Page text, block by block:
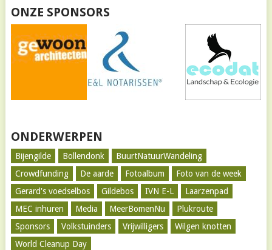
ONZE SPONSORS
ONDERWERPEN
Bijengilde Bollendonk
BuurtNatuurWandeling
Crowdfunding
De aarde Fotoalbum
Foto van de week
Gerard's voedselbos
Gildebos IVN E-L
Laarzenpad
MEC inhuren
Media MeerBomenNu
Plukroute
Sponsors
Volkstuinders Vrijwilligers
Wilgen knotten
World Cleanup Day